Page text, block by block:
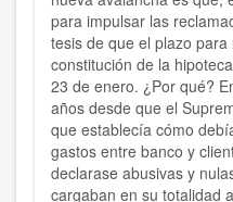
para impulsar las
tesis de que el plazo
constitución de la
23 de enero. ¿Por qué?
años desde que el
que establecía cómo
gastos entre banco y
declarase abusivas y
cargaban en su totalidad